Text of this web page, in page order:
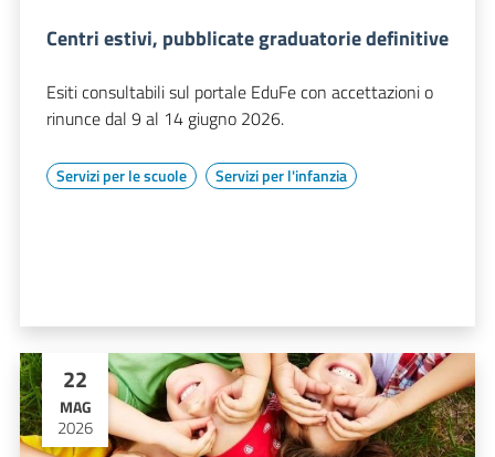
Centri estivi, pubblicate graduatorie definitive
Esiti consultabili sul portale EduFe con accettazioni o
rinunce dal 9 al 14 giugno 2026.
Servizi per le scuole Servizi per l'infanzia
22
MAG
2026